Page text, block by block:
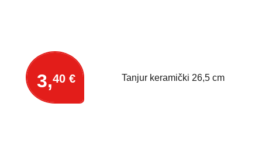
3,40 € Tanjur keramički 26,5 cm